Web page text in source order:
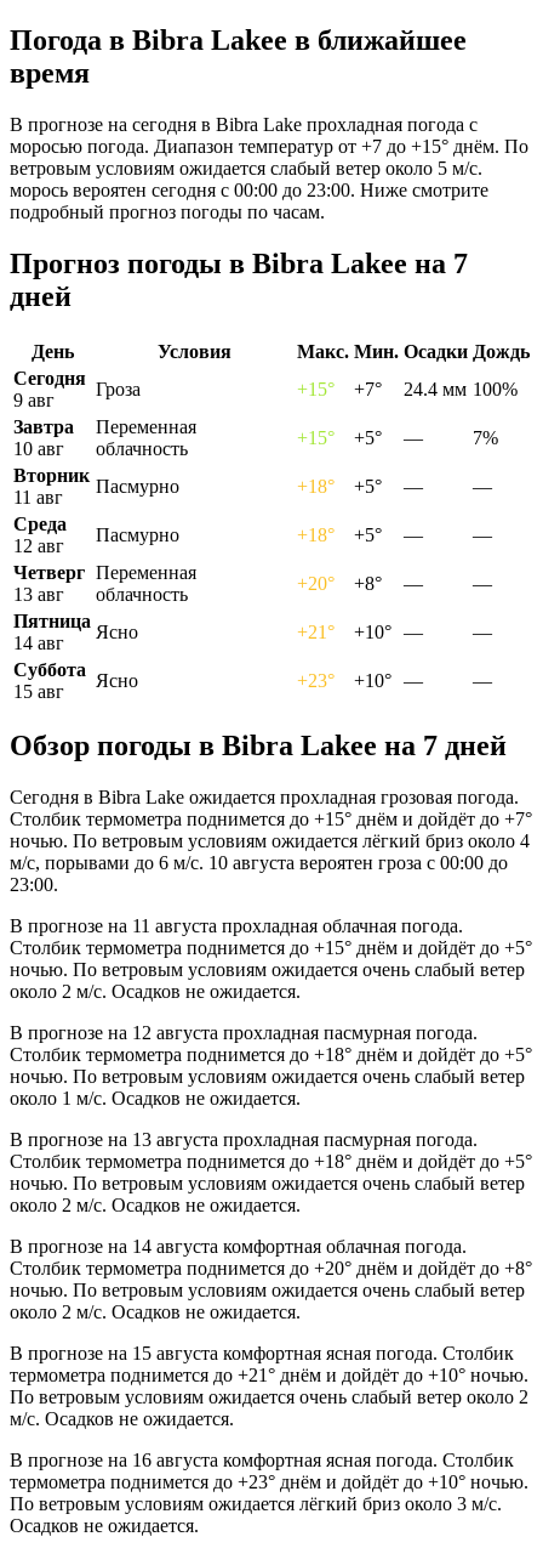
Погода в Bibra Lakeе в ближайшее
время
В прогнозе на сегодня в Bibra Lake прохладная погода с
моросью погода. Диапазон температур от +7 до +15° днём. По
ветровым условиям ожидается слабый ветер около 5 м/с.
морось вероятен сегодня с 00:00 до 23:00. Ниже смотрите
подробный прогноз погоды по часам.
Прогноз погоды в Bibra Lakeе на 7
дней
День Условия Макс. Мин. Осадки Дождь
Сегодня
9 авг
Гроза +15° +7° 24.4 мм 100%
Завтра
10 авг
Переменная
облачность
+15° +5° —
7%
Вторник
11 авг
Пасмурно +18° +5° —
—
Среда
12 авг
Пасмурно +18° +5° —
—
Четверг
13 авг
Переменная
облачность
+20° +8° —
—
Пятница
14 авг
Ясно +21° +10° —
—
Суббота
15 авг
Ясно +23° +10° — —
Обзор погоды в Bibra Lakeе на 7 дней
Сегодня в Bibra Lake ожидается прохладная грозовая погода.
Столбик термометра поднимется до +15° днём и дойдёт до +7°
ночью. По ветровым условиям ожидается лёгкий бриз около 4
м/с, порывами до 6 м/с. 10 августа вероятен гроза с 00:00 до
23:00.
В прогнозе на 11 августа прохладная облачная погода.
Столбик термометра поднимется до +15° днём и дойдёт до +5°
ночью. По ветровым условиям ожидается очень слабый ветер
около 2 м/с. Осадков не ожидается.
В прогнозе на 12 августа прохладная пасмурная погода.
Столбик термометра поднимется до +18° днём и дойдёт до +5°
ночью. По ветровым условиям ожидается очень слабый ветер
около 1 м/с. Осадков не ожидается.
В прогнозе на 13 августа прохладная пасмурная погода.
Столбик термометра поднимется до +18° днём и дойдёт до +5°
ночью. По ветровым условиям ожидается очень слабый ветер
около 2 м/с. Осадков не ожидается.
В прогнозе на 14 августа комфортная облачная погода.
Столбик термометра поднимется до +20° днём и дойдёт до +8°
ночью. По ветровым условиям ожидается очень слабый ветер
около 2 м/с. Осадков не ожидается.
В прогнозе на 15 августа комфортная ясная погода. Столбик
термометра поднимется до +21° днём и дойдёт до +10° ночью.
По ветровым условиям ожидается очень слабый ветер около 2
м/с. Осадков не ожидается.
В прогнозе на 16 августа комфортная ясная погода. Столбик
термометра поднимется до +23° днём и дойдёт до +10° ночью.
По ветровым условиям ожидается лёгкий бриз около 3 м/с.
Осадков не ожидается.